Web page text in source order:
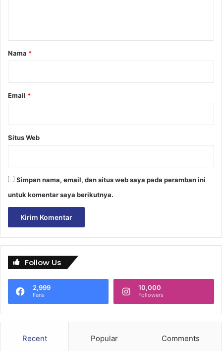
r
Nama *
Email *
Situs Web
Simpan nama, email, dan situs web saya pada peramban ini
untuk komentar saya berikutnya.
Follow Us
2,999
Fans
10,000
Followers
Recent Popular Comments